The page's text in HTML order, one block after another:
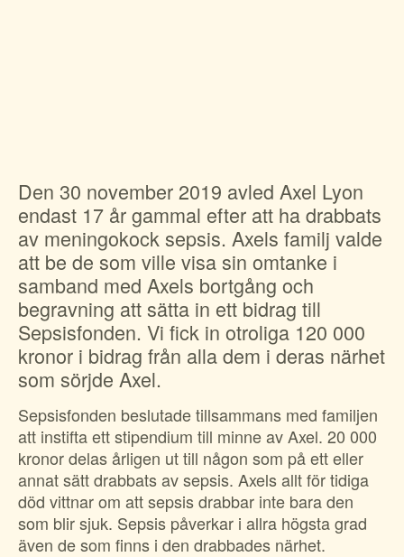
Vid begravning
Testamente
Beställ material
Den 30 november 2019 avled Axel Lyon
endast 17 år gammal efter att ha drabbats
av meningokock sepsis. Axels familj valde
att be de som ville visa sin omtanke i
samband med Axels bortgång och
begravning att sätta in ett bidrag till
Sepsisfonden. Vi fick in otroliga 120 000
kronor i bidrag från alla dem i deras närhet
som sörjde Axel.
Sepsisfonden beslutade tillsammans med familjen
att instifta ett stipendium till minne av Axel. 20 000
kronor delas årligen ut till någon som på ett eller
annat sätt drabbats av sepsis. Axels allt för tidiga
död vittnar om att sepsis drabbar inte bara den
som blir sjuk. Sepsis påverkar i allra högsta grad
även de som finns i den drabbades närhet.